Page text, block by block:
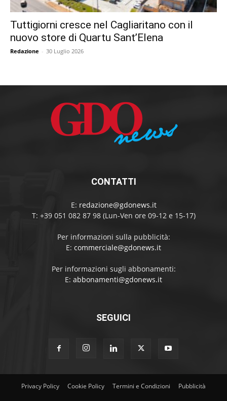
Tuttigiorni cresce nel Cagliaritano con il
nuovo store di Quartu Sant’Elena
Redazione - 30 Luglio 2026
CONTATTI
E: redazione@gdonews.it
T: +39 051 082 87 98 (Lun-Ven ore 09-12 e 15-17)
Per informazioni sulla pubblicità:
E: commerciale@gdonews.it
Per informazioni sugli abbonamenti:
E: abbonamenti@gdonews.it
SEGUICI
Privacy Policy Cookie Policy Termini e Condizioni Pubblicità